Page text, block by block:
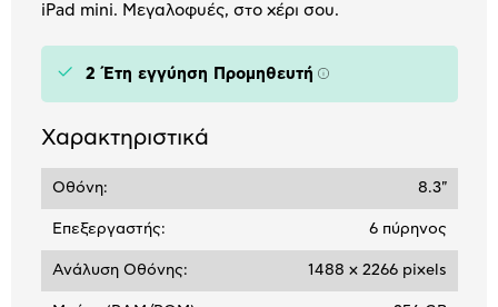
iPad mini. Μεγαλοφυές, στο χέρι σου.
2 Έτη εγγύηση Προμηθευτή Πληροφορίες
Χαρακτηριστικά
Οθόνη: 8.3"
Επεξεργαστής: 6 πύρηνος
Ανάλυση Οθόνης: 1488 x 2266 pixels